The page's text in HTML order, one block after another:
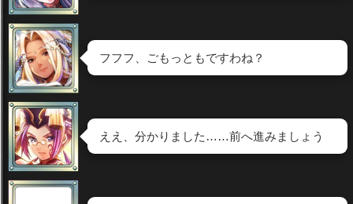
フフフ、ごもっともですわね？
ええ、分かりました……前へ進みましょう